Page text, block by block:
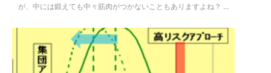
が、中には鍛えても中々筋肉がつかないこともありますよね？ ...